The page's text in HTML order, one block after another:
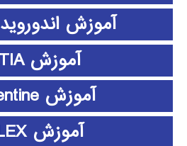
آموزش اندوروید android
آموزش CATIA
آموزش clementine
آموزش CPLEX